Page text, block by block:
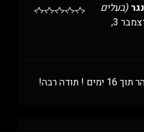
(בעלים
דצמבר 3,
רבה!